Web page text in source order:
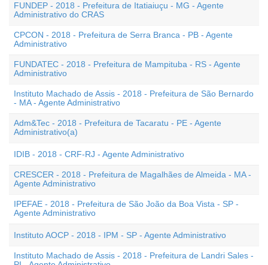
FUNDEP - 2018 - Prefeitura de Itatiaiuçu - MG - Agente
Administrativo do CRAS
CPCON - 2018 - Prefeitura de Serra Branca - PB - Agente
Administrativo
FUNDATEC - 2018 - Prefeitura de Mampituba - RS - Agente
Administrativo
Instituto Machado de Assis - 2018 - Prefeitura de São Bernardo
- MA - Agente Administrativo
Adm&Tec - 2018 - Prefeitura de Tacaratu - PE - Agente
Administrativo(a)
IDIB - 2018 - CRF-RJ - Agente Administrativo
CRESCER - 2018 - Prefeitura de Magalhães de Almeida - MA -
Agente Administrativo
IPEFAE - 2018 - Prefeitura de São João da Boa Vista - SP -
Agente Administrativo
Instituto AOCP - 2018 - IPM - SP - Agente Administrativo
Instituto Machado de Assis - 2018 - Prefeitura de Landri Sales -